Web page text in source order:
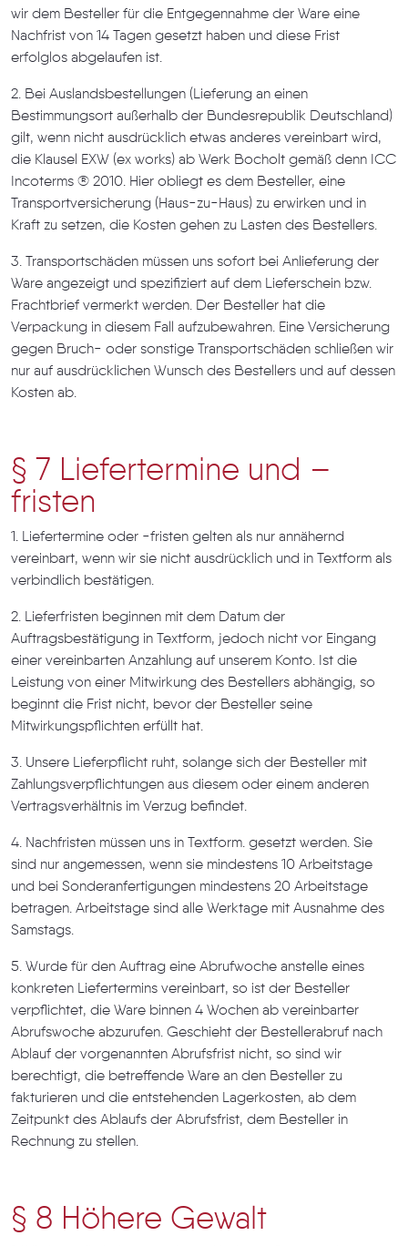
wir dem Besteller für die Entgegennahme der Ware eine
Nachfrist von 14 Tagen gesetzt haben und diese Frist
erfolglos abgelaufen ist.
2. Bei Auslandsbestellungen (Lieferung an einen
Bestimmungsort außerhalb der Bundesrepublik Deutschland)
gilt, wenn nicht ausdrücklich etwas anderes vereinbart wird,
die Klausel EXW (ex works) ab Werk Bocholt gemäß denn ICC
Incoterms ® 2010. Hier obliegt es dem Besteller, eine
Transportversicherung (Haus-zu-Haus) zu erwirken und in
Kraft zu setzen, die Kosten gehen zu Lasten des Bestellers.
3. Transportschäden müssen uns sofort bei Anlieferung der
Ware angezeigt und spezifiziert auf dem Lieferschein bzw.
Frachtbrief vermerkt werden. Der Besteller hat die
Verpackung in diesem Fall aufzubewahren. Eine Versicherung
gegen Bruch- oder sonstige Transportschäden schließen wir
nur auf ausdrücklichen Wunsch des Bestellers und auf dessen
Kosten ab.
§ 7 Liefertermine und –
fristen
1. Liefertermine oder -fristen gelten als nur annähernd
vereinbart, wenn wir sie nicht ausdrücklich und in Textform als
verbindlich bestätigen.
2. Lieferfristen beginnen mit dem Datum der
Auftragsbestätigung in Textform, jedoch nicht vor Eingang
einer vereinbarten Anzahlung auf unserem Konto. Ist die
Leistung von einer Mitwirkung des Bestellers abhängig, so
beginnt die Frist nicht, bevor der Besteller seine
Mitwirkungspflichten erfüllt hat.
3. Unsere Lieferpflicht ruht, solange sich der Besteller mit
Zahlungsverpflichtungen aus diesem oder einem anderen
Vertragsverhältnis im Verzug befindet.
4. Nachfristen müssen uns in Textform. gesetzt werden. Sie
sind nur angemessen, wenn sie mindestens 10 Arbeitstage
und bei Sonderanfertigungen mindestens 20 Arbeitstage
betragen. Arbeitstage sind alle Werktage mit Ausnahme des
Samstags.
5. Wurde für den Auftrag eine Abrufwoche anstelle eines
konkreten Liefertermins vereinbart, so ist der Besteller
verpflichtet, die Ware binnen 4 Wochen ab vereinbarter
Abrufswoche abzurufen. Geschieht der Bestellerabruf nach
Ablauf der vorgenannten Abrufsfrist nicht, so sind wir
berechtigt, die betreffende Ware an den Besteller zu
fakturieren und die entstehenden Lagerkosten, ab dem
Zeitpunkt des Ablaufs der Abrufsfrist, dem Besteller in
Rechnung zu stellen.
§ 8 Höhere Gewalt